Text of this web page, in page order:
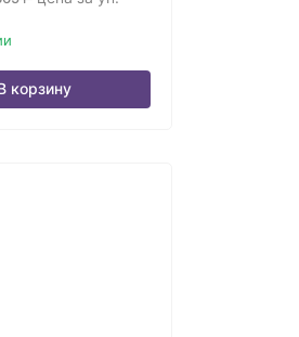
корзину